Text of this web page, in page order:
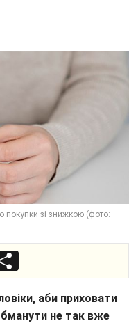
покупки зі знижкою (фото:
аби приховати
не так вже